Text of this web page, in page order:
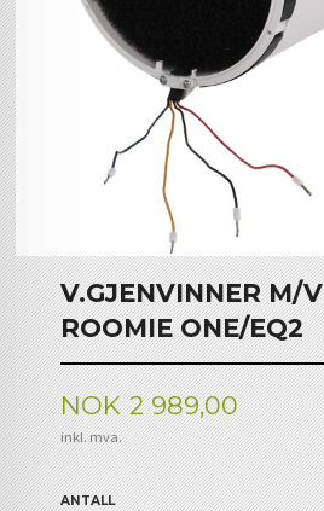
V.GJENVINNER M/
ROOMIE ONE/EQ2
Pris
NOK 2 989,00
inkl. mva.
ANTALL